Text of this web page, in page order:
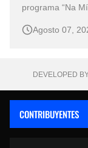
programa “Na
eventos benéficos
Agosto 07,
DEVELOPED
CONTRIBUYENTES